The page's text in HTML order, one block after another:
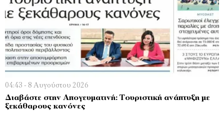
04:43 - 8 Αυγούστου 2026
Διαβάστε στην Απογευματινή: Τουριστική ανάπτυξη με
ξεκάθαρους κανόνες